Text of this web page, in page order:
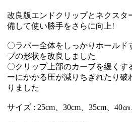
改良版エンドクリップとネクスタ
備して使い勝手をさらに向上!
〇ラバー全体をしっかりホールド
プの形状を改良しました
〇クリップ上部のカーブを緩くす
ーにかかる圧が減りちぎれたり破
りました
サイズ : 25cm、30cm、35cm、40